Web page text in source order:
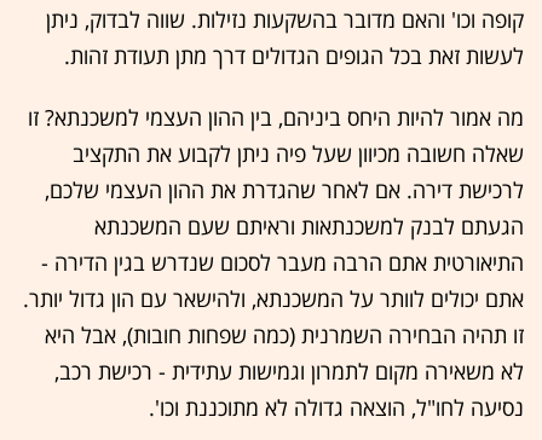
קופה וכו' והאם מדובר בהשקעות נזילות. שווה לבדוק, ניתן
לעשות זאת בכל הגופים הגדולים דרך מתן תעודת זהות.
מה אמור להיות היחס ביניהם, בין ההון העצמי למשכנתא? זו
שאלה חשובה מכיוון שעל פיה ניתן לקבוע את התקציב
לרכישת דירה. אם לאחר שהגדרת את ההון העצמי שלכם,
הגעתם לבנק למשכנתאות וראיתם שעם המשכנתא
התיאורטית אתם הרבה מעבר לסכום שנדרש בגין הדירה -
אתם יכולים לוותר על המשכנתא, ולהישאר עם הון גדול יותר.
זו תהיה הבחירה השמרנית (כמה שפחות חובות), אבל היא
לא משאירה מקום לתמרון וגמישות עתידית - רכישת רכב,
נסיעה לחו"ל, הוצאה גדולה לא מתוכננת וכו'.